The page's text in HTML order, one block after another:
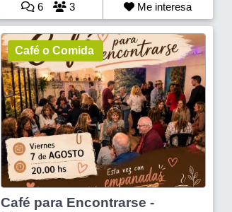
6 3 Me interesa
Café o Comida
Café para Encontrarse -